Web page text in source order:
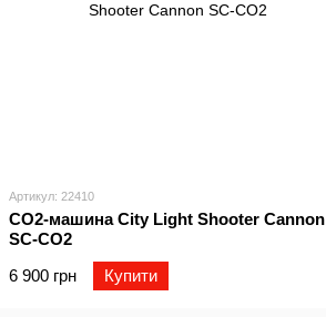
Артикул: 22410
CO2-машина City Light Shooter Cannon
SC-CO2
6 900 грн
Купити